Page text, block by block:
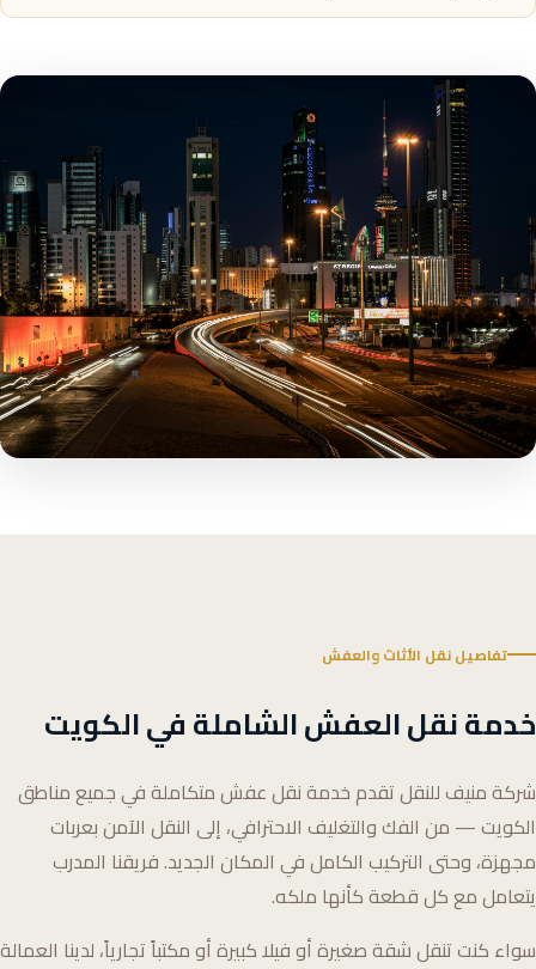
تفاصيل نقل الأثاث والعفش
خدمة نقل العفش الشاملة في الكويت
شركة منيف للنقل تقدم خدمة نقل عفش متكاملة في جميع مناطق
الكويت — من الفك والتغليف الاحترافي، إلى النقل الآمن بعربات
مجهزة، وحتى التركيب الكامل في المكان الجديد. فريقنا المدرب
يتعامل مع كل قطعة كأنها ملكه.
سواء كنت تنقل شقة صغيرة أو فيلا كبيرة أو مكتباً تجارياً، لدينا العمالة